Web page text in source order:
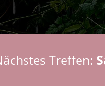
Treffen: